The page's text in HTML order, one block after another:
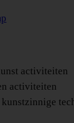
activiteiten
activiteiten